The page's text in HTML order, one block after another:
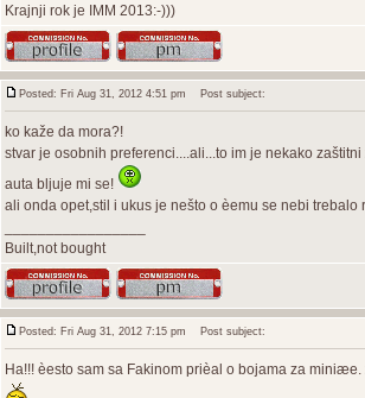
Krajnji rok je IMM 2013:-)))
Posted: Fri Aug 31, 2012 4:51 pm Post subject:
ko kaže da mora?!
stvar je osobnih preferenci....ali...to im je nekako
auta bljuje mi se!
ali onda opet,stil i ukus je nešto o èemu se nebi trebalo
Built,not bought
Posted: Fri Aug 31, 2012 7:15 pm Post subject:
Ha!!! èesto sam sa Fakinom prièal o bojama za